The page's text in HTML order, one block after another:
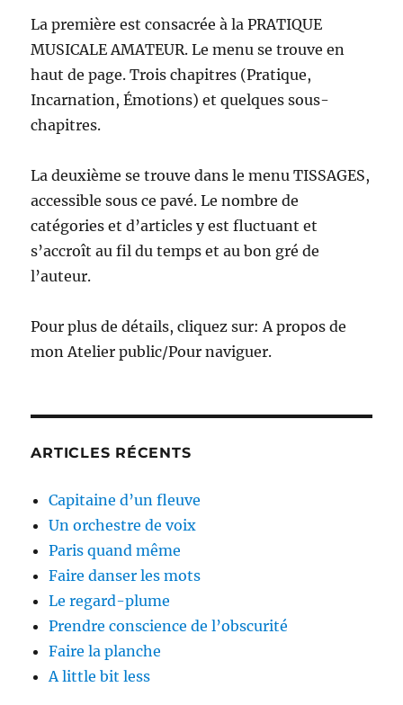
La première est consacrée à la PRATIQUE
MUSICALE AMATEUR. Le menu se trouve en
haut de page. Trois chapitres (Pratique,
Incarnation, Émotions) et quelques sous-
chapitres.
La deuxième se trouve dans le menu TISSAGES,
accessible sous ce pavé. Le nombre de
catégories et d’articles y est fluctuant et
s’accroît au fil du temps et au bon gré de
l’auteur.
Pour plus de détails, cliquez sur: A propos de
mon Atelier public/Pour naviguer.
ARTICLES RÉCENTS
Capitaine d’un fleuve
Un orchestre de voix
Paris quand même
Faire danser les mots
Le regard-plume
Prendre conscience de l’obscurité
Faire la planche
A little bit less